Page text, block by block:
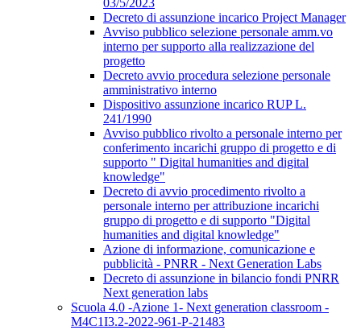
03/5/2023
Decreto di assunzione incarico Project Manager
Avviso pubblico selezione personale amm.vo
interno per supporto alla realizzazione del
progetto
Decreto avvio procedura selezione personale
amministrativo interno
Dispositivo assunzione incarico RUP L.
241/1990
Avviso pubblico rivolto a personale interno per
conferimento incarichi gruppo di progetto e di
supporto " Digital humanities and digital
knowledge"
Decreto di avvio procedimento rivolto a
personale interno per attribuzione incarichi
gruppo di progetto e di supporto "Digital
humanities and digital knowledge"
Azione di informazione, comunicazione e
pubblicità - PNRR - Next Generation Labs
Decreto di assunzione in bilancio fondi PNRR
Next generation labs
Scuola 4.0 -Azione 1- Next generation classroom -
M4C1I3.2-2022-961-P-21483